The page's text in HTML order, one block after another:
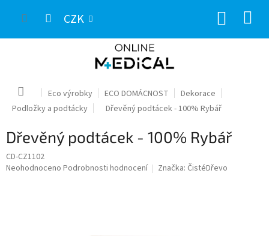
CZK
Domů Eco výrobky ECO DOMÁCNOST
Dekorace
Podložky a podtácky
Dřevěný podtácek - 100% Rybář
Dřevěný podtácek - 100% Rybář
CD-CZ1102
Průměrné
Neohodnoceno Podrobnosti hodnocení Značka: ČistéDřevo